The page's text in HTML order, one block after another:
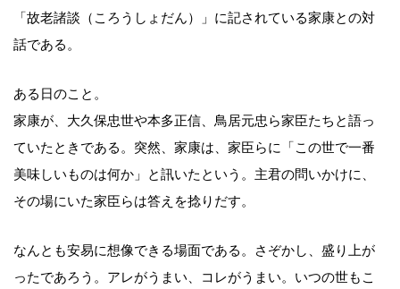
「故老諸談（ころうしょだん）」に記されている家康との対
話である。
ある日のこと。
家康が、大久保忠世や本多正信、鳥居元忠ら家臣たちと語っ
ていたときである。突然、家康は、家臣らに「この世で一番
美味しいものは何か」と訊いたという。主君の問いかけに、
その場にいた家臣らは答えを捻りだす。
なんとも安易に想像できる場面である。さぞかし、盛り上が
ったであろう。アレがうまい、コレがうまい。いつの世もこ